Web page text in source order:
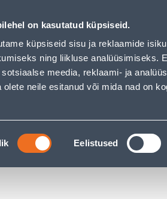
on kasutatud küpsiseid.
küpsiseid sisu ja reklaamide
ning liikluse analüüsimiseks.
meedia, reklaami- ja
olete neile esitanud või mida nad on
Eelistused
has loaded
ja valgustus Töökohavalgustid